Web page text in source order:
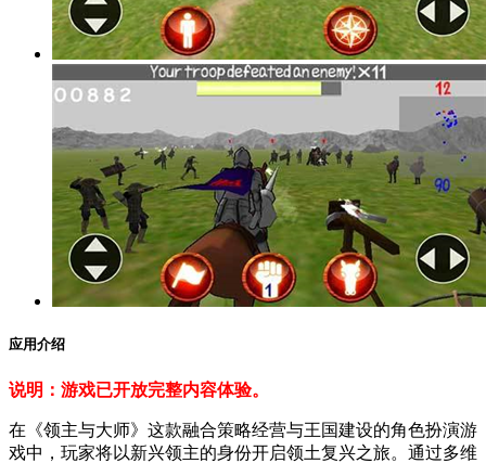
应用介绍
说明：游戏已开放完整内容体验。
在《领主与大师》这款融合策略经营与王国建设的角色扮演游
戏中，玩家将以新兴领主的身份开启领土复兴之旅。通过多维